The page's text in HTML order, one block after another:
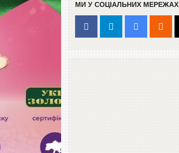
МИ У СОЦІАЛЬНИХ МЕРЕЖАХ